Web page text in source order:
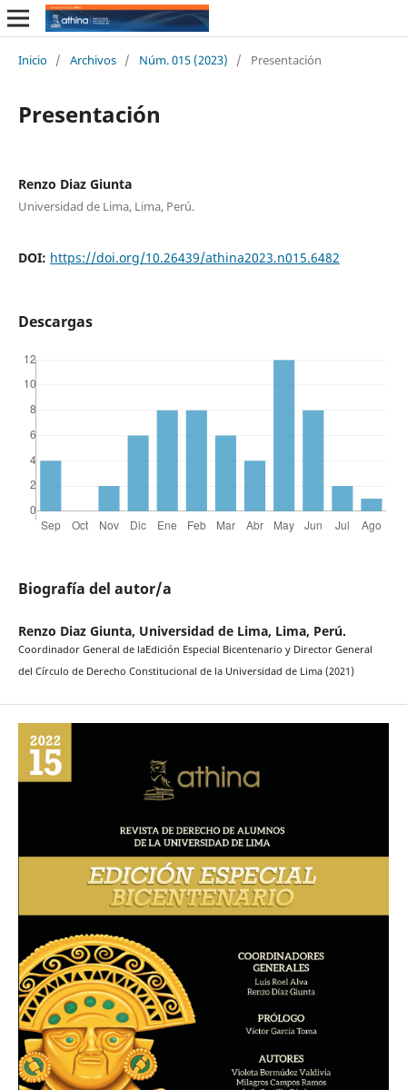
Inicio / Archivos / Núm. 015 (2023) / Presentación
Presentación
Renzo Diaz Giunta
Universidad de Lima, Lima, Perú.
DOI: https://doi.org/10.26439/athina2023.n015.6482
Descargas
Biografía del autor/a
Renzo Diaz Giunta, Universidad de Lima, Lima, Perú.
Coordinador General de laEdición Especial Bicentenario y Director General
del Círculo de Derecho Constitucional de la Universidad de Lima (2021)